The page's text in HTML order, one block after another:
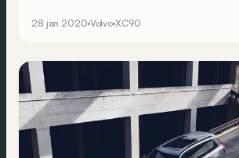
28 jan 2020 Volvo XC90